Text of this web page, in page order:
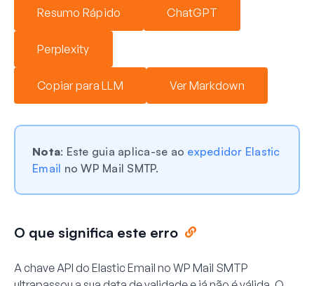
Resumo Rápido ChatGPT
Perplexity
Copiar para LLM Ver Markdown
Nota: Este guia aplica-se ao expedidor Elastic
Email no WP Mail SMTP.
O que significa este erro
A chave API do Elastic Email no WP Mail SMTP